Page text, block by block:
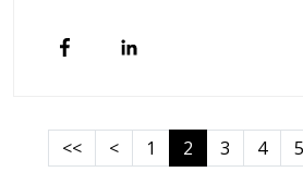
Oldalszámozás
Első oldal
<< Előző oldal
< 1 2 3 4 5